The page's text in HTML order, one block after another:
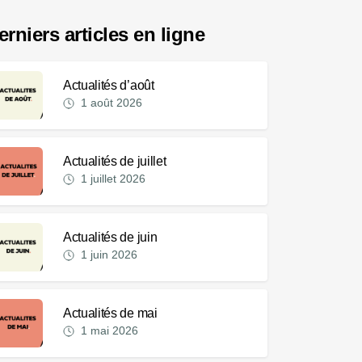
articles en ligne
Actualités d’août
1 août 2026
Actualités de juillet
1 juillet 2026
Actualités de juin
1 juin 2026
Actualités de mai
1 mai 2026